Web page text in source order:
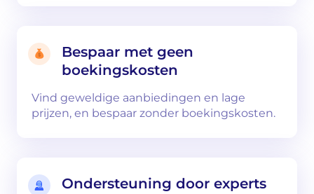
Bespaar met geen
boekingskosten
Vind geweldige aanbiedingen en lage
prijzen, en bespaar zonder boekingskosten.
Ondersteuning door experts